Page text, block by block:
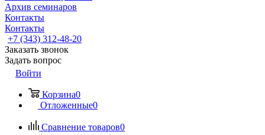
Архив семинаров
Контакты
Контакты
+7 (343) 312-48-20
Заказать звонок
Задать вопрос
Войти
Корзина0
Отложенные0
Сравнение товаров0